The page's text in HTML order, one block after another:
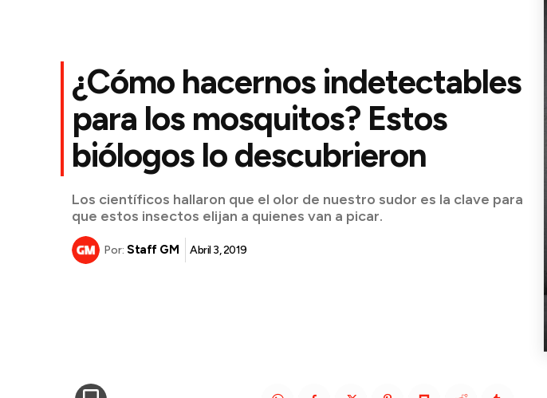
¿Cómo hacernos indetectables
para los mosquitos? Estos
biólogos lo descubrieron
Los científicos hallaron que el olor de nuestro sudor es la clave para
que estos insectos elijan a quienes van a picar.
Por: Staff GM Abril 3, 2019